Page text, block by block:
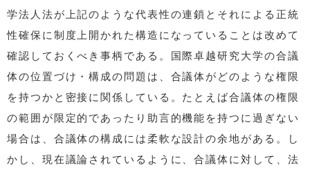
学法人法が上記のような代表性の連鎖とそれによる正統
性確保に制度上開かれた構造になっていることは改めて
確認しておくべき事柄である。国際卓越研究大学の合議
体の位置づけ・構成の問題は、合議体がどのような権限
を持つかと密接に関係している。たとえば合議体の権限
の範囲が限定的であったり助言的機能を持つに過ぎない
場合は、合議体の構成には柔軟な設計の余地がある。し
かし、現在議論されているように、合議体に対して、法